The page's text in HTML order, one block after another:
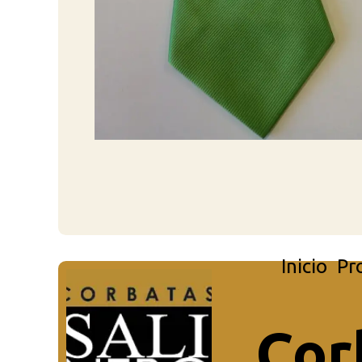
Inicio